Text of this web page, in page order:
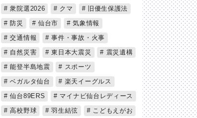
衆院選2026
クマ
旧優生保護法
防災
仙台市
気象情報
交通情報
事件・事故・火事
自然災害
東日本大震災
震災遺構
能登半島地震
スポーツ
ベガルタ仙台
楽天イーグルス
仙台89ERS
マイナビ仙台レディース
高校野球
羽生結弦
こどもえがお